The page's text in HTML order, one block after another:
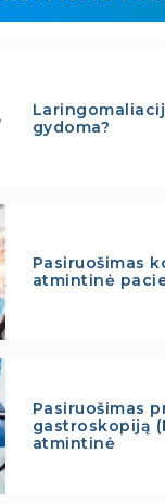
gydoma?
Pasiruošimas
atmintinė
Pasiruošimas
gastroskopiją
atmintinė